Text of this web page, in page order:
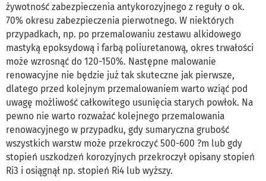
żywotność zabezpieczenia antykorozyjnego z reguły o ok.
70% okresu zabezpieczenia pierwotnego. W niektórych
przypadkach, np. po przemalowaniu zestawu alkidowego
mastyką epoksydową i farbą poliuretanową, okres trwałości
może wzrosnąć do 120-150%. Następne malowanie
renowacyjne nie będzie już tak skuteczne jak pierwsze,
dlatego przed kolejnym przemalowaniem warto wziąć pod
uwagę możliwość całkowitego usunięcia starych powłok. Na
pewno nie warto rozważać kolejnego przemalowania
renowacyjnego w przypadku, gdy sumaryczna grubość
wszystkich warstw może przekroczyć 500-600 ?m lub gdy
stopień uszkodzeń korozyjnych przekroczył opisany stopień
Ri3 i osiągnął np. stopień Ri4 lub wyższy.